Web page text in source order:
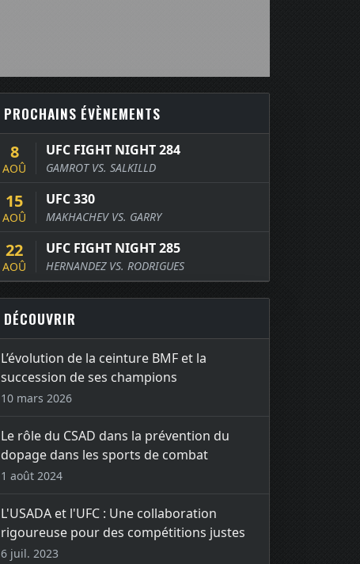
PROCHAINS ÉVÈNEMENTS
8
AOÛ
UFC FIGHT NIGHT 284
GAMROT VS. SALKILLD
15
AOÛ
UFC 330
MAKHACHEV VS. GARRY
22
AOÛ
UFC FIGHT NIGHT 285
HERNANDEZ VS. RODRIGUES
DÉCOUVRIR
L’évolution de la ceinture BMF et la
succession de ses champions
10 mars 2026
Le rôle du CSAD dans la prévention du
dopage dans les sports de combat
1 août 2024
L'USADA et l'UFC : Une collaboration
rigoureuse pour des compétitions justes
6 juil. 2023